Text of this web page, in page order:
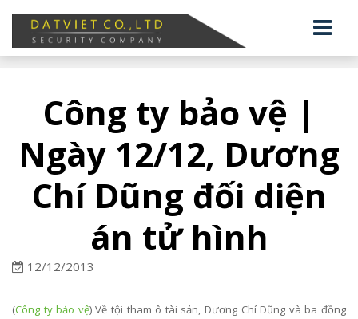
Công ty bảo vệ |
Ngày 12/12, Dương
Chí Dũng đối diện
án tử hình
12/12/2013
(Công ty bảo vệ) Về tội tham ô tài sản, Dương Chí Dũng và ba đồng